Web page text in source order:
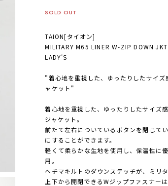
SOLD OUT
TAION[タイオン]
MILITARY M65 LINER W-ZIP DOWN
LADY'S
"着心地を重視した、ゆったりしたサイ
ャケット"
着心地を重視した、ゆったりしたサイズ
ジャケット。
前たて左右についているボタンを閉じて
にすることができます。
軽くて柔らかな生地を使用し、保温性に
用。
ヘチマキルトのダウンステッチが、ミリタ
上下から開閉できるWジップファスナー